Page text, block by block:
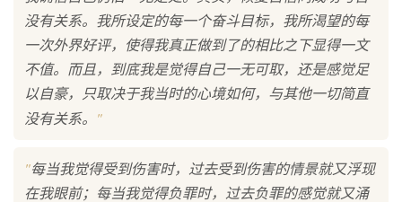
没有关系。我所设定的每一个奋斗目标，我所渴望的每
一次外界好评，使得我真正做到了的相比之下显得一文
不值。而且，到底我是觉得自己一无可取，还是感觉足
以自豪，只取决于我当时的心境如何，与其他一切简直
没有关系。
"
"每当我觉得受到伤害时，过去受到伤害的情景就又浮现
在我眼前；每当我觉得负罪时，过去负罪的感觉就又涌